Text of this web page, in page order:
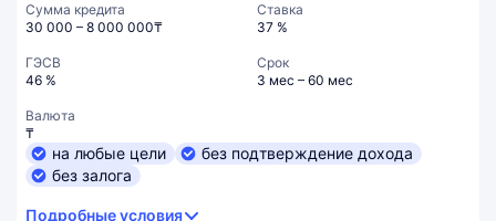
Сумма кредита
30 000 – 8 000 000₸
Ставка
37 %
ГЭСВ
46 %
Срок
3 мес – 60 мес
Валюта
₸
на любые цели
без подтверждение дохода
без залога
Подробные условия